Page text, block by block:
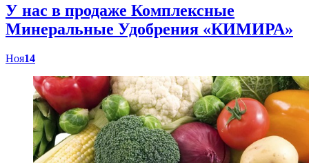
У нас в продаже Комплексные
Минеральные Удобрения «КИМИРА»
Ноя14